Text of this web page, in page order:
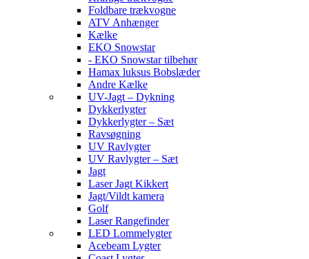
Foldbare trækvogne
ATV Anhænger
Kælke
EKO Snowstar
- EKO Snowstar tilbehør
Hamax luksus Bobslæder
Andre Kælke
UV-Jagt – Dykning
Dykkerlygter
Dykkerlygter – Sæt
Ravsøgning
UV Ravlygter
UV Ravlygter – Sæt
Jagt
Laser Jagt Kikkert
Jagt/Vildt kamera
Golf
Laser Rangefinder
LED Lommelygter
Acebeam Lygter